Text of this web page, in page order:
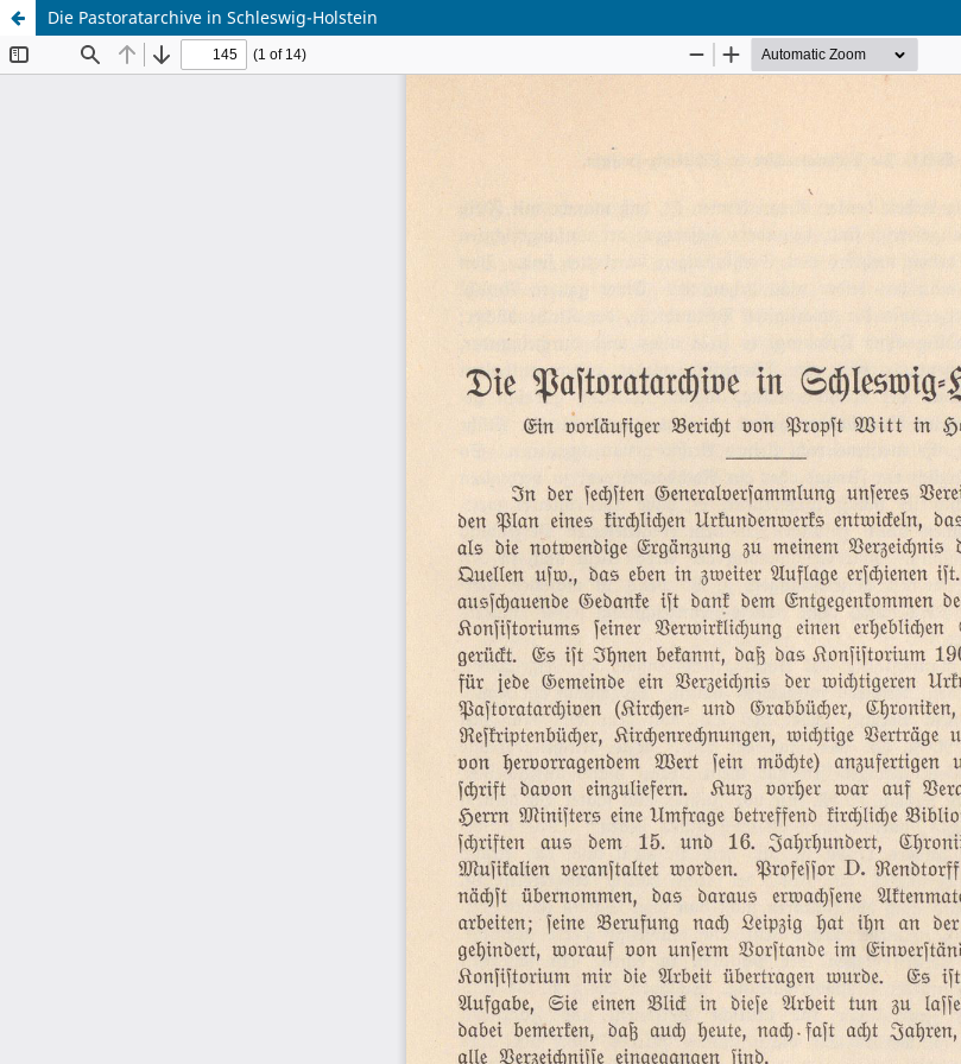
Die Pastoratarchive in Schleswig-Holstein